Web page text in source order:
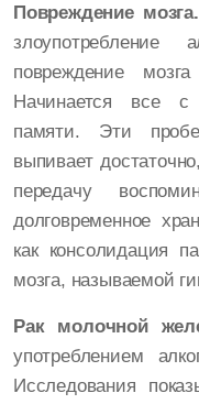
Повреждение мозга.
злоупотребление
повреждение
Начинается все с
памяти. Эти
выпивает
передачу
долговременное
как консолидация
мозга, называемой
Рак молочной
употреблением
Исследования